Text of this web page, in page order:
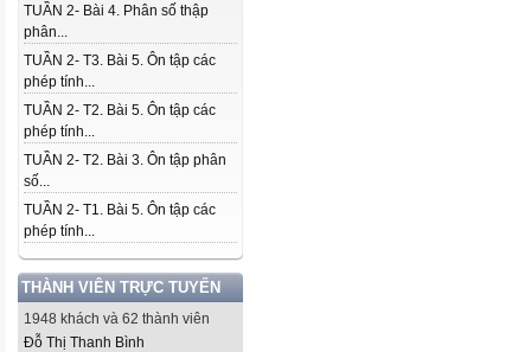
TUẦN 2- Bài 4. Phân số thập
phân...
TUẦN 2- T3. Bài 5. Ôn tập các
phép tính...
TUẦN 2- T2. Bài 5. Ôn tập các
phép tính...
TUẦN 2- T2. Bài 3. Ôn tập phân
số...
TUẦN 2- T1. Bài 5. Ôn tập các
phép tính...
THÀNH VIÊN TRỰC TUYẾN
1948 khách và 62 thành viên
Đỗ Thị Thanh Bình